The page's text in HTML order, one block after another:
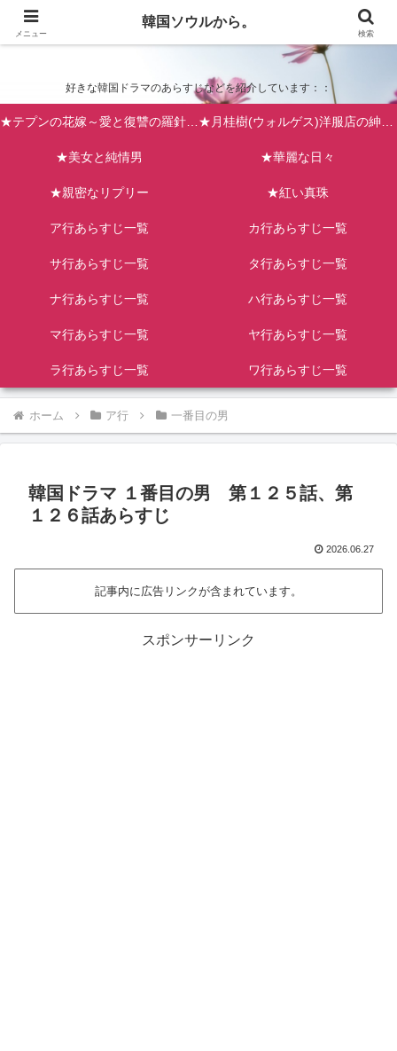
韓国ソウルから。
好きな韓国ドラマのあらすじなどを紹介しています：：
★テプンの花嫁～愛と復讐の羅針盤（台風の新婦） ★月桂樹(ウォルゲス)洋服店の紳士たち
★美女と純情男 ★華麗な日々
★親密なリプリー ★紅い真珠
ア行あらすじ一覧 カ行あらすじ一覧
サ行あらすじ一覧 タ行あらすじ一覧
ナ行あらすじ一覧 ハ行あらすじ一覧
マ行あらすじ一覧 ヤ行あらすじ一覧
ラ行あらすじ一覧 ワ行あらすじ一覧
ホーム ア行 一番目の男
韓国ドラマ １番目の男 第１２５話、第
１２６話あらすじ
2026.06.27
記事内に広告リンクが含まれています。
スポンサーリンク
メニュー
韓国ソウルから。
検索